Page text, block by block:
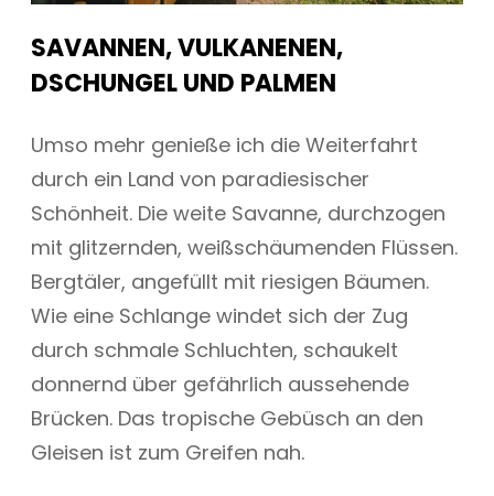
SAVANNEN, VULKANENEN,
DSCHUNGEL UND PALMEN
Umso mehr genieße ich die Weiterfahrt
durch ein Land von paradiesischer
Schönheit. Die weite Savanne, durchzogen
mit glitzernden, weißschäumenden Flüssen.
Bergtäler, angefüllt mit riesigen Bäumen.
Wie eine Schlange windet sich der Zug
durch schmale Schluchten, schaukelt
donnernd über gefährlich aussehende
Brücken. Das tropische Gebüsch an den
Gleisen ist zum Greifen nah.